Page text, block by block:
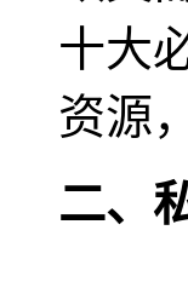
十大
资源
二、